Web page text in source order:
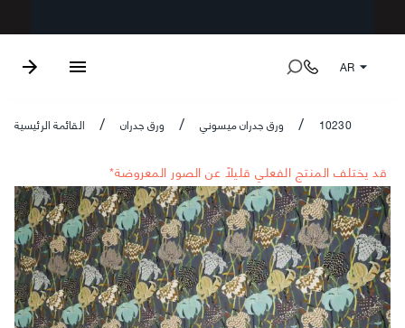
AR
القائمة الرئيسية / ورق جدران / ورق جدران ميسوني / 10230
*قد يختلف المنتج الفعلي قليلاً عن الصور المعروضة